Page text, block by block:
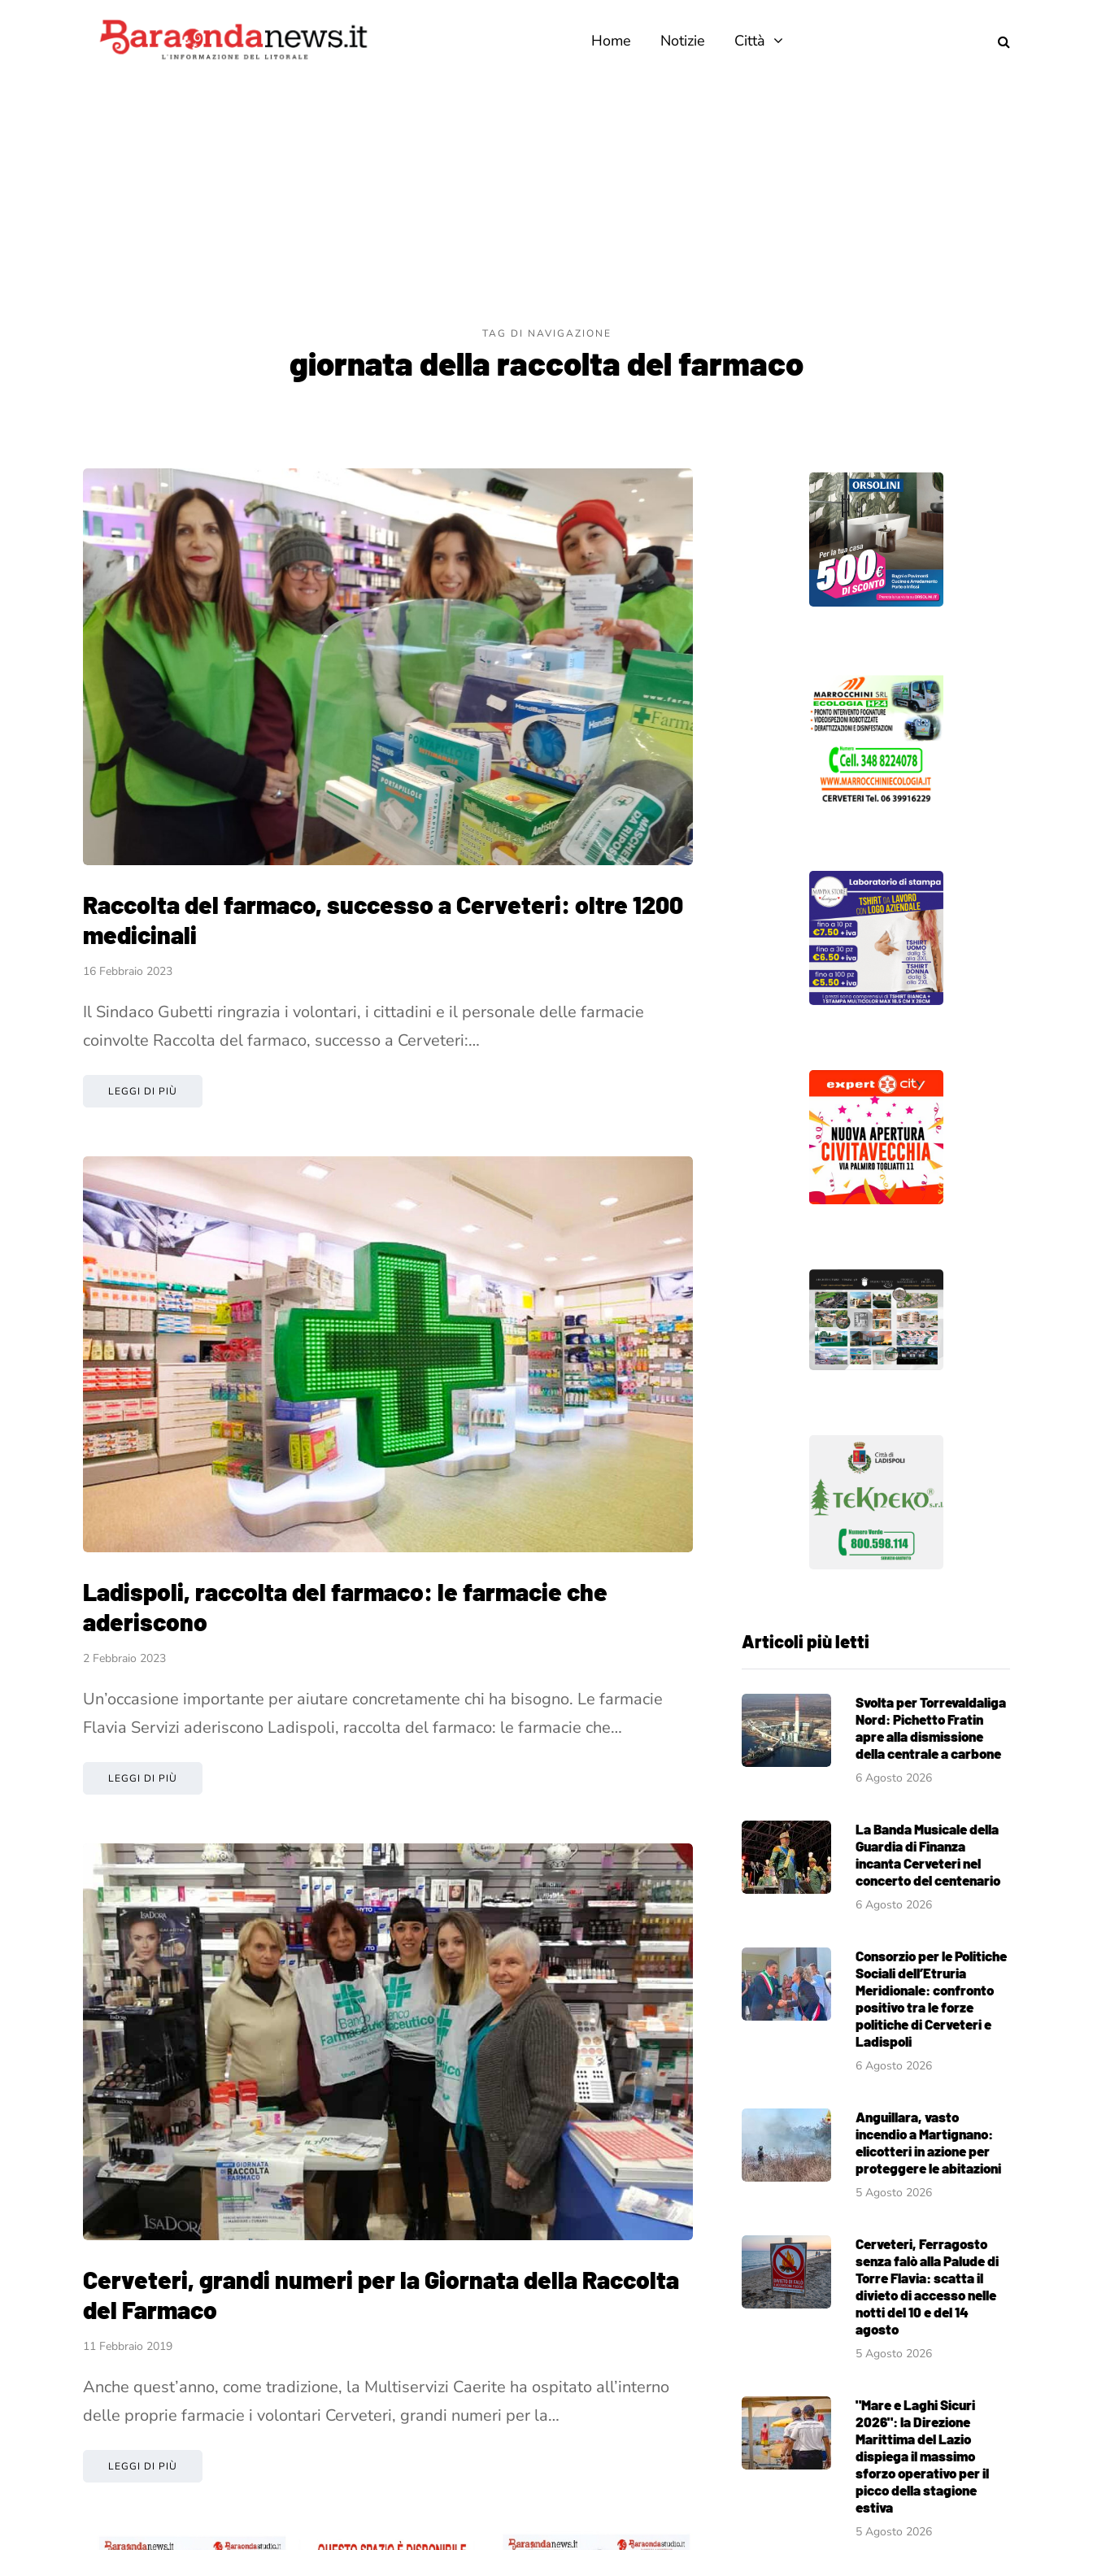
Home Notizie Città
TAG DI NAVIGAZIONE
giornata della raccolta del farmaco
Raccolta del farmaco, successo a Cerveteri: oltre 1200
medicinali
16 Febbraio 2023
Il Sindaco Gubetti ringrazia i volontari, i cittadini e il personale delle farmacie
coinvolte Raccolta del farmaco, successo a Cerveteri:…
LEGGI DI PIÙ
Ladispoli, raccolta del farmaco: le farmacie che
aderiscono
2 Febbraio 2023
Un’occasione importante per aiutare concretamente chi ha bisogno. Le farmacie
Flavia Servizi aderiscono Ladispoli, raccolta del farmaco: le farmacie che…
LEGGI DI PIÙ
Cerveteri, grandi numeri per la Giornata della Raccolta
del Farmaco
11 Febbraio 2019
Anche quest’anno, come tradizione, la Multiservizi Caerite ha ospitato all’interno
delle proprie farmacie i volontari Cerveteri, grandi numeri per la…
LEGGI DI PIÙ
Articoli più letti
Svolta per Torrevaldaliga
Nord: Pichetto Fratin
apre alla dismissione
della centrale a carbone
6 Agosto 2026
La Banda Musicale della
Guardia di Finanza
incanta Cerveteri nel
concerto del centenario
6 Agosto 2026
Consorzio per le Politiche
Sociali dell’Etruria
Meridionale: confronto
positivo tra le forze
politiche di Cerveteri e
Ladispoli
6 Agosto 2026
Anguillara, vasto
incendio a Martignano:
elicotteri in azione per
proteggere le abitazioni
5 Agosto 2026
Cerveteri, Ferragosto
senza falò alla Palude di
Torre Flavia: scatta il
divieto di accesso nelle
notti del 10 e del 14
agosto
5 Agosto 2026
"Mare e Laghi Sicuri
2026": la Direzione
Marittima del Lazio
dispiega il massimo
sforzo operativo per il
picco della stagione
estiva
5 Agosto 2026